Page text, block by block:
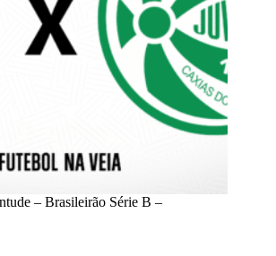
– Brasileirão Série B –